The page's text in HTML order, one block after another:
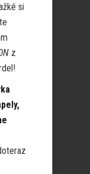
si
z